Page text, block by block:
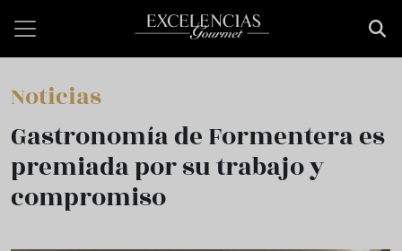
Noticias
Gastronomía de Formentera es
premiada por su trabajo y
compromiso